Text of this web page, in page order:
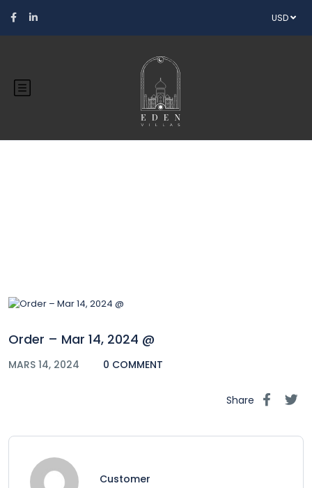
USD
Order – Mar 14, 2024 @
MARS 14, 2024 0 COMMENT
Share
Customer